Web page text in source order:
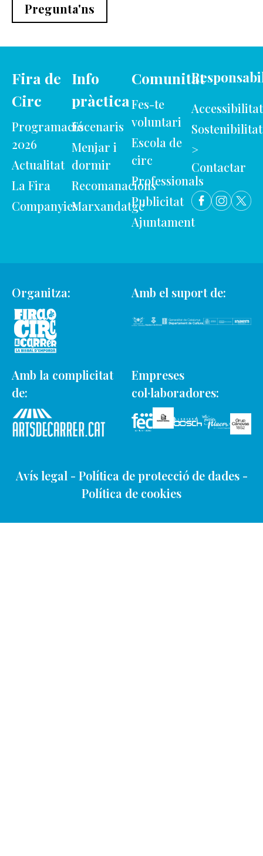
Pregunta'ns
Fira de
Circ
Programació
2026
Actualitat
La Fira
Companyies
Info
pràctica
Escenaris
Menjar i
dormir
Recomanacions
Marxandatge
Comunitat
Fes-te
voluntari
Escola de
circ
Professionals
Publicitat
Ajuntament
Accessibilitat
Sostenibilitat
>
Contactar
Organitza: Amb el suport de:
Amb la complicitat
de:
Empreses
col·laboradores:
Avís legal - Política de protecció de dades-
Política de cookies